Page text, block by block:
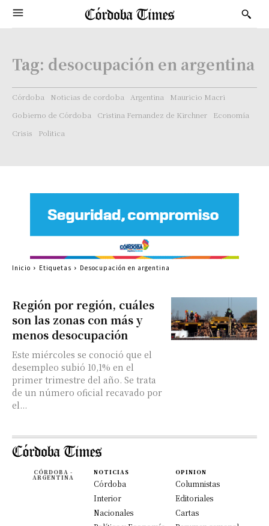
Tag: desocupación en argentina
Córdoba Noticias de cordoba Argentina
Mauricio Macri
Gobierno de Córdoba
Cristina Fernandez de Kirchner
Economía
Crisis
Politica
Región por región, cuáles
son las zonas con más y
menos desocupación
Este miércoles se conoció que el
desempleo subió 10,1% en el
primer trimestre del año. Se trata
de un número oficial recavado por
el...
Inicio Etiquetas Desocupación en argentina
CÓRDOBA -
ARGENTINA
NOTICIAS
Córdoba
Interior
Nacionales
OPINION
Columnistas
Editoriales
Cartas